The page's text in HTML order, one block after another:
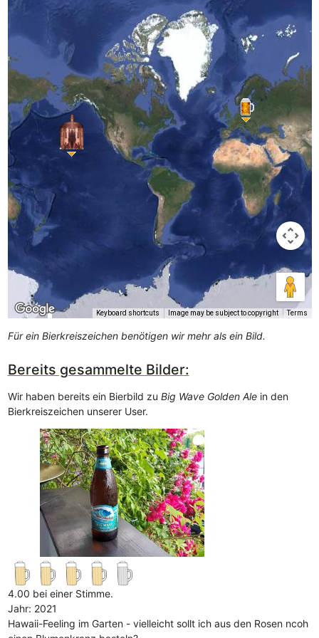
Keyboard shortcuts Image may be subject to copyright Terms
Für ein Bierkreiszeichen benötigen wir mehr als ein Bild.
Bereits gesammelte Bilder:
Wir haben bereits ein Bierbild zu Big Wave Golden Alein den
Bierkreiszeichen unserer User.
4.00 bei einer Stimme.
Jahr: 2021
Hawaii-Feeling im Garten - vielleicht sollt ich aus den Rosen ncoh